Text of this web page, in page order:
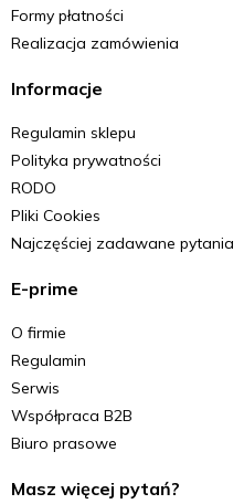
Formy płatności
Realizacja zamówienia
Informacje
Regulamin sklepu
Polityka prywatności
RODO
Pliki Cookies
Najczęściej zadawane pytania
E-prime
O firmie
Regulamin
Serwis
Współpraca B2B
Biuro prasowe
Masz więcej pytań?